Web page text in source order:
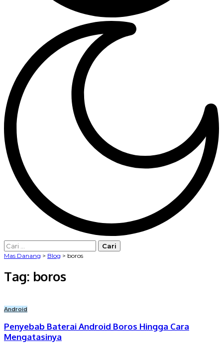
Cari
untuk:
Mas Danang > Blog > boros
Tag: boros
Android
Penyebab Baterai Android Boros Hingga Cara
Mengatasinya